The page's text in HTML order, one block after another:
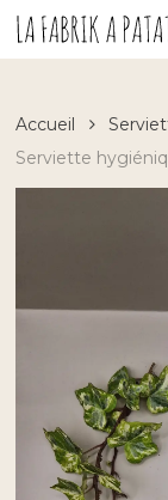
Skip
main
Accueil
Serviette